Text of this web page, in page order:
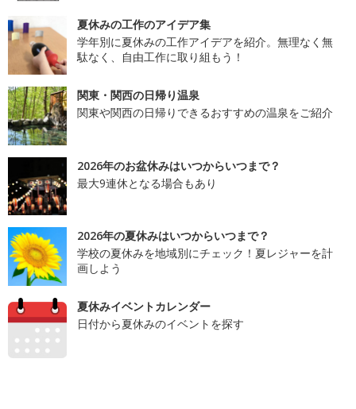
夏休みの工作のアイデア集
学年別に夏休みの工作アイデアを紹介。無理なく無
駄なく、自由工作に取り組もう！
関東・関西の日帰り温泉
関東や関西の日帰りできるおすすめの温泉をご紹介
2026年のお盆休みはいつからいつまで？
最大9連休となる場合もあり
2026年の夏休みはいつからいつまで？
学校の夏休みを地域別にチェック！夏レジャーを計
画しよう
夏休みイベントカレンダー
日付から夏休みのイベントを探す